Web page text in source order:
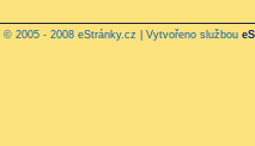
© 2005 - 2008 eStránky.cz | Vytvořeno službou